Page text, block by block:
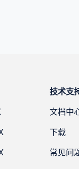
技术支
文档中
下载
常见问